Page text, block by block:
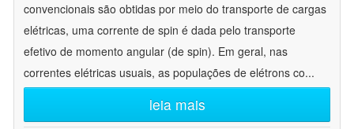
convencionais são obtidas por meio do transporte de cargas
elétricas, uma corrente de spin é dada pelo transporte
efetivo de momento angular (de spin). Em geral, nas
correntes elétricas usuais, as populações de elétrons co...
leia mais